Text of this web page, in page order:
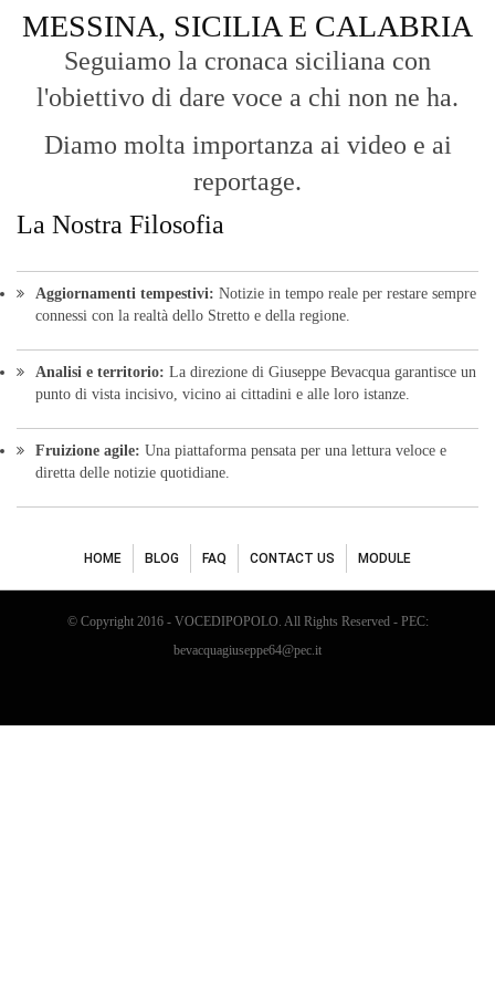
MESSINA, SICILIA E CALABRIA
Seguiamo la cronaca siciliana con
l'obiettivo di dare voce a chi non ne ha.
Diamo molta importanza ai video e ai
reportage.
La Nostra Filosofia
Aggiornamenti tempestivi: Notizie in tempo reale per restare sempre
connessi con la realtà dello Stretto e della regione.
Analisi e territorio: La direzione di Giuseppe Bevacqua garantisce un
punto di vista incisivo, vicino ai cittadini e alle loro istanze.
Fruizione agile: Una piattaforma pensata per una lettura veloce e
diretta delle notizie quotidiane.
HOME BLOG FAQ CONTACT US MODULE
© Copyright 2016 - VOCEDIPOPOLO. All Rights Reserved - PEC:
bevacquagiuseppe64@pec.it